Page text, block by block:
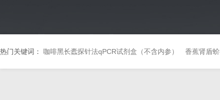
热门关键词： 咖啡黑长蠹探针法qPCR试剂盒（不含内参） 香蕉肾盾